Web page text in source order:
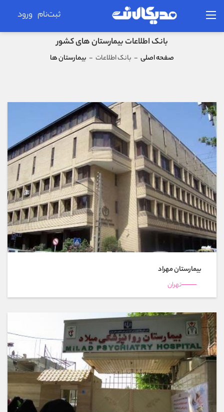
ثبت‌نام ورود
بانک اطلاعات بیمارستان های کشور
صفحه اصلی - بانک اطلاعات - بیمارستان ها
بیمارستان مهراد
تهران